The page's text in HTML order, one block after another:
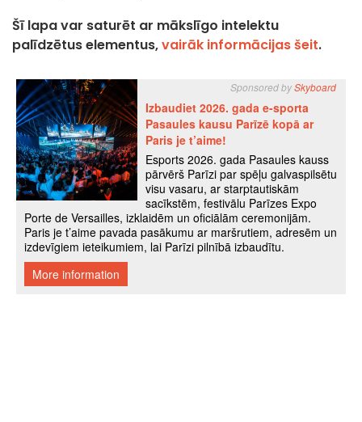
Šī lapa var saturēt ar mākslīgo intelektu
palīdzētus elementus,vairāk informācijas šeit.